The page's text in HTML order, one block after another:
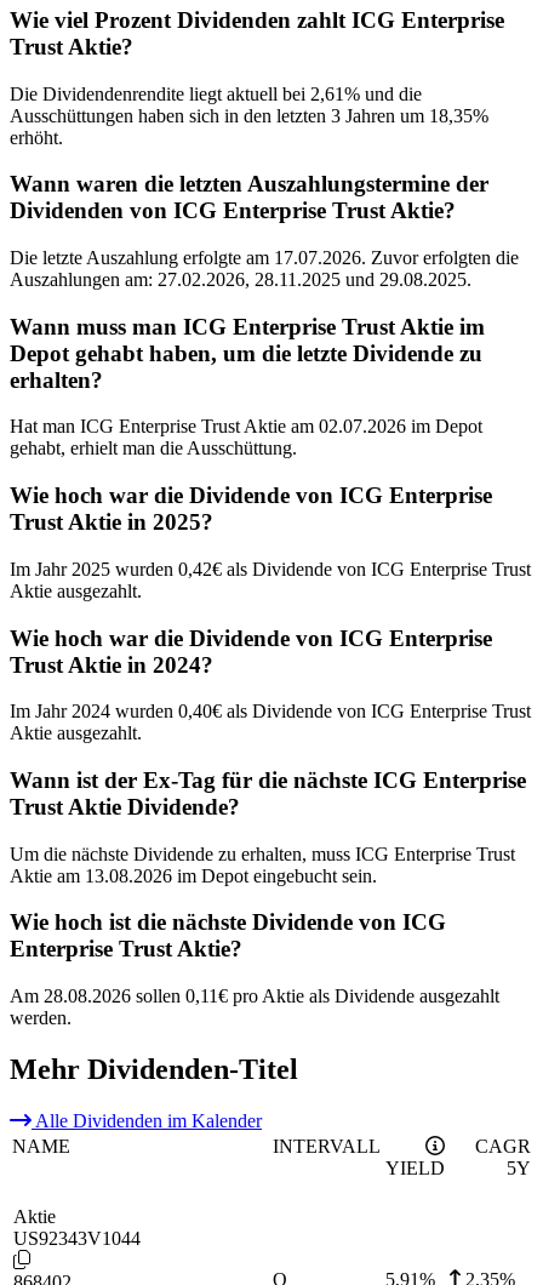
Wie viel Prozent Dividenden zahlt ICG Enterprise
Trust Aktie?
Die Dividendenrendite liegt aktuell bei 2,61% und die
Ausschüttungen haben sich in den letzten 3 Jahren um 18,35%
erhöht.
Wann waren die letzten Auszahlungstermine der
Dividenden von ICG Enterprise Trust Aktie?
Die letzte Auszahlung erfolgte am 17.07.2026. Zuvor erfolgten die
Auszahlungen am: 27.02.2026, 28.11.2025 und 29.08.2025.
Wann muss man ICG Enterprise Trust Aktie im
Depot gehabt haben, um die letzte Dividende zu
erhalten?
Hat man ICG Enterprise Trust Aktie am 02.07.2026 im Depot
gehabt, erhielt man die Ausschüttung.
Wie hoch war die Dividende von ICG Enterprise
Trust Aktie in 2025?
Im Jahr 2025 wurden 0,42€ als Dividende von ICG Enterprise Trust
Aktie ausgezahlt.
Wie hoch war die Dividende von ICG Enterprise
Trust Aktie in 2024?
Im Jahr 2024 wurden 0,40€ als Dividende von ICG Enterprise Trust
Aktie ausgezahlt.
Wann ist der Ex-Tag für die nächste ICG Enterprise
Trust Aktie Dividende?
Um die nächste Dividende zu erhalten, muss ICG Enterprise Trust
Aktie am 13.08.2026 im Depot eingebucht sein.
Wie hoch ist die nächste Dividende von ICG
Enterprise Trust Aktie?
Am 28.08.2026 sollen 0,11€ pro Aktie als Dividende ausgezahlt
werden.
Mehr Dividenden-Titel
Alle Dividenden im Kalender
NAME
INTERVALL
YIELD
CAGR
5Y
Aktie
US92343V1044
Q 5,91% 2,35%